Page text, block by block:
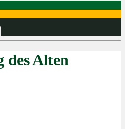
des Alten